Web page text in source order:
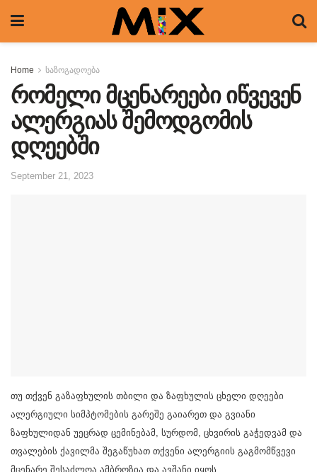
Home საზოგადოება
რომელი მცენარეები იწვევენ
ალერგიას შემოდგომის
დღეებში
September 21, 2023
თუ თქვენ გაზაფხულის თბილი და ზაფხულის ცხელი დღეები
ალერგიული სიმპტომების გარეშე გაიარეთ და გვიანი
ზაფხულიდან უეცრად ცემინებამ, სურდომ, ცხვირის გაჭედვამ და
თვალების ქავილმა შეგაწუხათ თქვენი ალერგიის გაგმომწვევი
მცენარე შესაძლოა ამბროზია და ავშანი იყოს.